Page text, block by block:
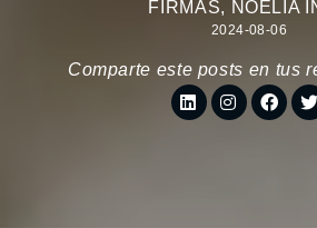
FIRMAS, NOELIA
2024-08-06
Comparte este posts en tus